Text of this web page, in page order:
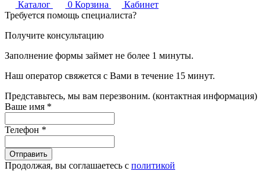
Каталог 0 Корзина
Кабинет
Требуется помощь специалиста?
Получите консультацию
Заполнение формы займет не более 1 минуты.
Наш оператор свяжется с Вами в течение 15 минут.
Представьтесь, мы вам перезвоним. (контактная информация)
Ваше имя *
Телефон *
Продолжая, вы соглашаетесь с политикой